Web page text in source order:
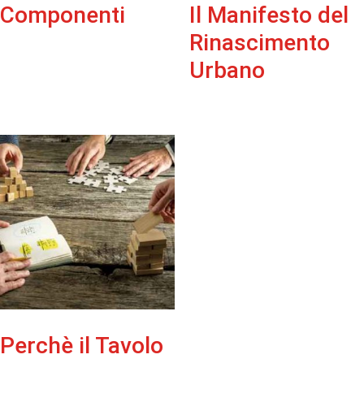
Componenti
Il Manifesto del
Rinascimento
Urbano
Perchè il Tavolo